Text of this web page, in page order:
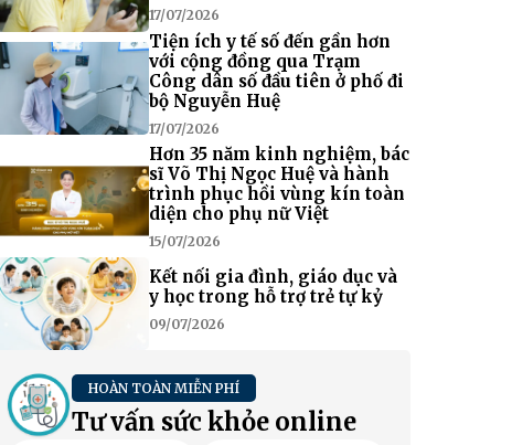
17/07/2026
Tiện ích y tế số đến gần hơn
với cộng đồng qua Trạm
Công dân số đầu tiên ở phố đi
bộ Nguyễn Huệ
17/07/2026
Hơn 35 năm kinh nghiệm, bác
sĩ Võ Thị Ngọc Huệ và hành
trình phục hồi vùng kín toàn
diện cho phụ nữ Việt
15/07/2026
Kết nối gia đình, giáo dục và
y học trong hỗ trợ trẻ tự kỷ
09/07/2026
HOÀN TOÀN MIỄN PHÍ
Tư vấn sức khỏe online